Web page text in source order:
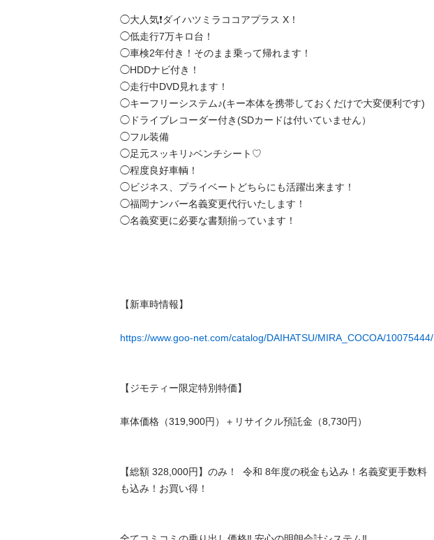
◯大人気❗️ダイハツミラココアプラス X！
◯低走行7万キロ台！
◯車検2年付き！そのまま乗って帰れます！
◯HDDナビ付き！
◯走行中DVD見れます！
◯キーフリーシステム♪(キー本体を携帯しておくだけで大変便利です)
◯ドライブレコーダー付き(SDカードは付いていません）
◯フル装備
◯足元スッキリ♪ベンチシート♡
◯程度良好車輌！
◯ビジネス、プライベートどちらにも活躍出来ます！
◯福岡ナンバー名義変更代行いたします！
◯名義変更に必要な書類揃っています！
【新車時情報】
https://www.goo-net.com/catalog/DAIHATSU/MIRA_COCOA/10075444/
【ジモティー限定特別特価】
車体価格（319,900円）＋リサイクル預託金（8,730円）
【総額 328,000円】のみ！  令和 8年度の税金も込み！名義変更手数料
も込み！お買い得！